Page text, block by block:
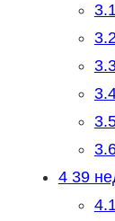
439